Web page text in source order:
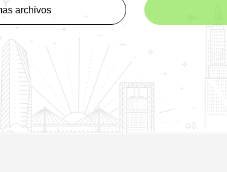
archivos